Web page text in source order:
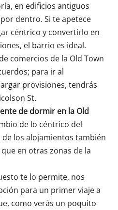
en edificios antiguos
dentro. Si te apetece
céntrico y convertirlo en
el barrio es ideal.
comercios de la Old Town
para ir al
provisiones, tendrás
St.
de dormir en la Old
de lo céntrico del
los alojamientos también
que en otras zonas de la
te lo permite, nos
para un primer viaje a
como verás un poquito